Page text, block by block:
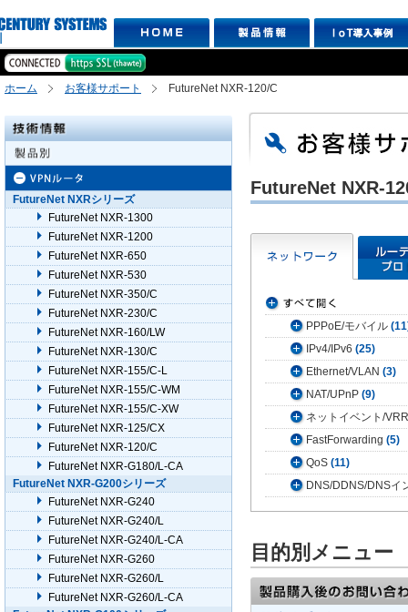
ホーム お客様サポート FutureNet NXR-120/C
FutureNet NXR-
PPPoE/モバイル
IPv4/IPv6 (25)
Ethernet/VLAN (3)
NAT/UPnP (9)
ネットイベント/
FastForwarding (5)
QoS (11)
DNS/DDNS/DNSイ
目的別メニュー
FutureNet NXRシリーズ
FutureNet NXR-1300
FutureNet NXR-1200
FutureNet NXR-650
FutureNet NXR-530
FutureNet NXR-350/C
FutureNet NXR-230/C
FutureNet NXR-160/LW
FutureNet NXR-130/C
FutureNet NXR-155/C-L
FutureNet NXR-155/C-WM
FutureNet NXR-155/C-XW
FutureNet NXR-125/CX
FutureNet NXR-120/C
FutureNet NXR-G180/L-CA
FutureNet NXR-G200シリーズ
FutureNet NXR-G240
FutureNet NXR-G240/L
FutureNet NXR-G240/L-CA
FutureNet NXR-G260
FutureNet NXR-G260/L
FutureNet NXR-G260/L-CA